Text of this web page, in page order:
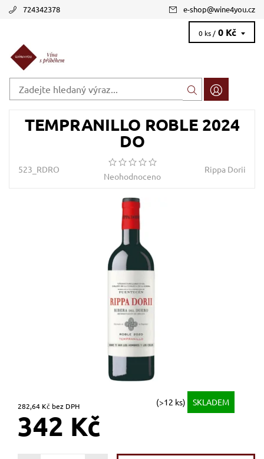
724342378 e-shop@wine4you.cz
0 ks / 0 Kč
TEMPRANILLO ROBLE 2024
DO
523_RDRO
Neohodnoceno
Rippa Dorii
282,64 Kč bez DPH (>12 ks) SKLADEM
342 Kč